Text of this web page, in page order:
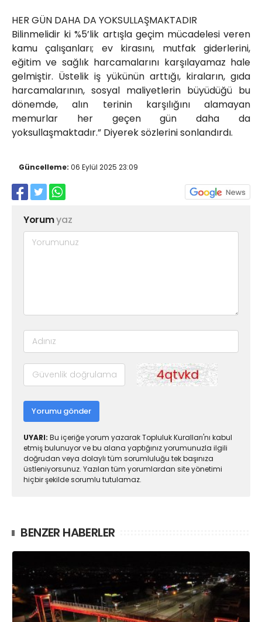
HER GÜN DAHA DA YOKSULLAŞMAKTADIR
Bilinmelidir ki %5’lik artışla geçim mücadelesi veren
kamu çalışanları; ev kirasını, mutfak giderlerini,
eğitim ve sağlık harcamalarını karşılayamaz hale
gelmiştir. Üstelik iş yükünün arttığı, kiraların, gıda
harcamalarının, sosyal maliyetlerin büyüdüğü bu
dönemde, alın terinin karşılığını alamayan
memurlar her geçen gün daha da
yoksullaşmaktadır.” Diyerek sözlerini sonlandırdı.
Güncelleme: 06 Eylül 2025 23:09
Yorumyaz
Yorumu gönder
UYARI: Bu içeriğe yorum yazarak Topluluk Kuralları'nı kabul
etmiş bulunuyor ve bu alana yaptığınız yorumunuzla ilgili
doğrudan veya dolaylı tüm sorumluluğu tek başınıza
üstleniyorsunuz. Yazılan tüm yorumlardan site yönetimi
hiçbir şekilde sorumlu tutulamaz.
BENZER HABERLER